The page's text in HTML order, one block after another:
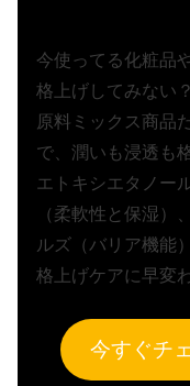
今使ってる化粧品
格上げしてみない
原料ミックス商品
で、潤いも浸透も
エトキシエタノー
（柔軟性と保湿）
ルズ（バリア機能
格上げケアに早変
今すぐチ